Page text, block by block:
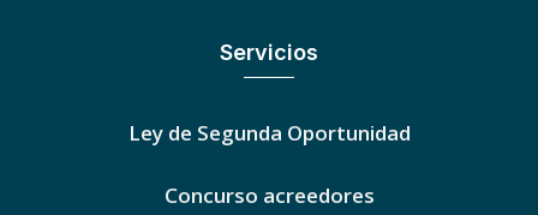
Servicios
Ley de Segunda Oportunidad
Concurso acreedores